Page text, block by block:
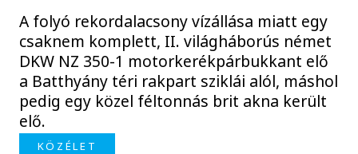
A folyó rekordalacsony vízállása miatt egy
csaknem komplett, II. világháborús német
DKW NZ 350-1 motorkerékpárbukkant elő
a Batthyány téri rakpart sziklái alól, máshol
pedig egy közel féltonnás brit akna került
elő.
KÖZÉLET